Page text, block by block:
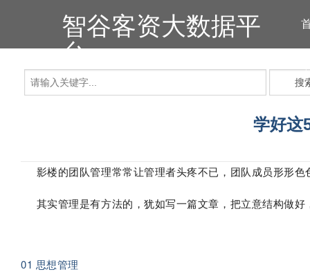
智谷客资大数据平
台
搜
学好这
影楼的团队管理常常让管理者头疼不已，团队成员形形色
其实管理是有方法的，犹如写一篇文章，把立意结构做好
01 思想管理